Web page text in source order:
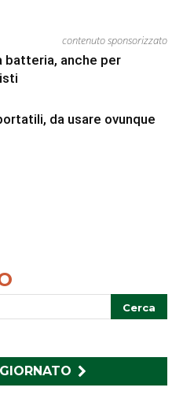
contenuto sponsorizzato
batteria, anche per
da usare ovunque